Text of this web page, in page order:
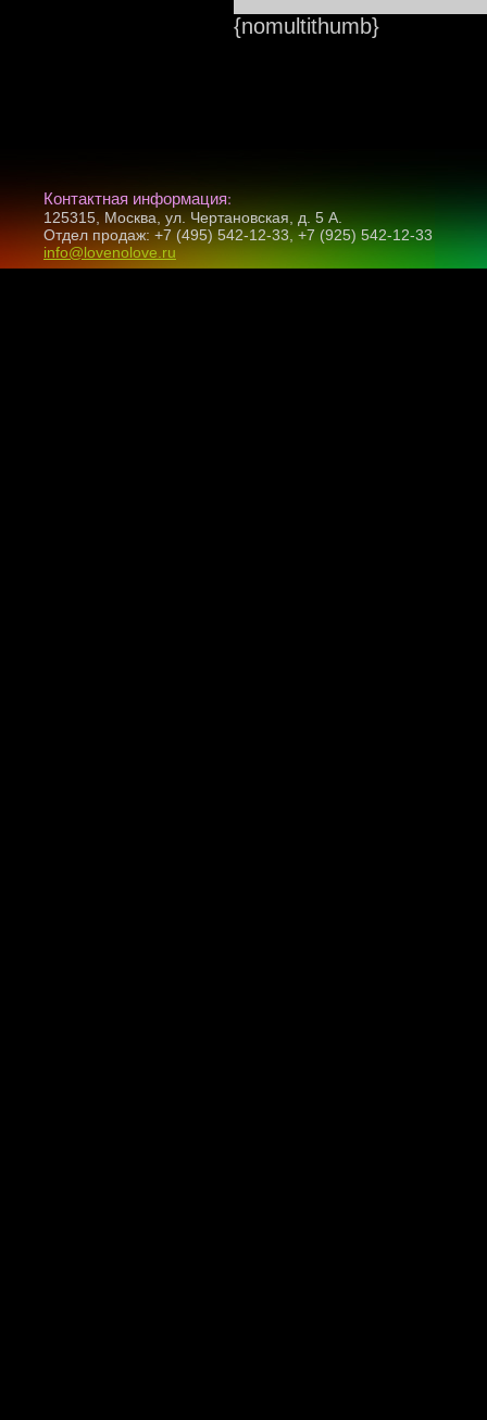
{nomultithumb}
Контактная информация:
125315, Москва, ул. Чертановская, д. 5 А.
Отдел продаж: +7 (495) 542-12-33, +7 (925) 542-12-33
info@lovenolove.ru